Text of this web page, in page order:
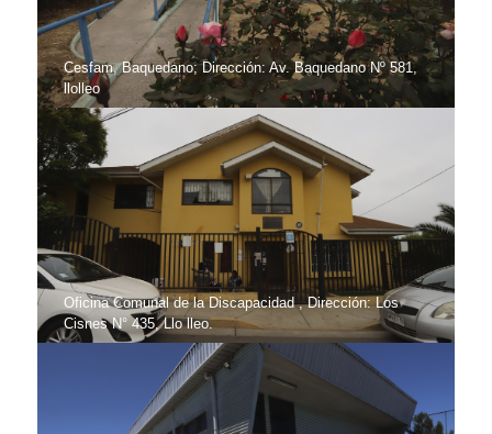
Cesfam, Baquedano; Dirección: Av. Baquedano Nº 581,
llolleo
Oficina Comunal de la Discapacidad , Dirección: Los
Cisnes N° 435, Llo lleo.